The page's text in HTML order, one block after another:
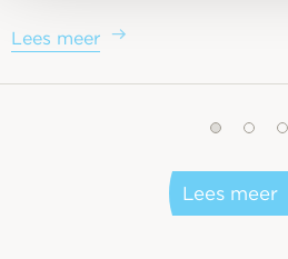
Lees meer
Lees meer